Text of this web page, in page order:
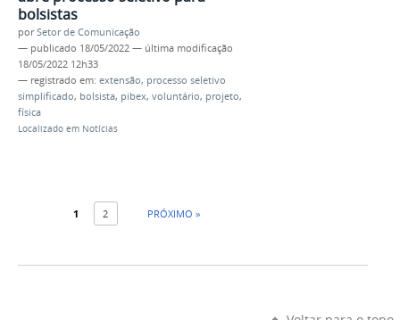
bolsistas
porSetor de Comunicação
— publicado 18/05/2022 — última modificação
18/05/2022 12h33
— registrado em: extensão, processo seletivo
simplificado, bolsista, pibex, voluntário, projeto,
física
Localizado em Notícias
1 2 PRÓXIMO »